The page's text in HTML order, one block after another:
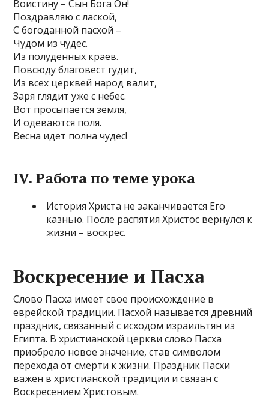
Воистину – Сын Бога Он!
Поздравляю с лаской,
С богоданной пасхой –
Чудом из чудес.
Из полуденных краев.
Повсюду благовест гудит,
Из всех церквей народ валит,
Заря глядит уже с небес.
Вот просыпается земля,
И одеваются поля.
Весна идет полна чудес!
IV. Работа по теме урока
История Христа не заканчивается Его
казнью. После распятия Христос вернулся к
жизни – воскрес.
Воскресение и Пасха
Слово Пасха имеет свое происхождение в
еврейской традиции. Пасхой называется древний
праздник, связанный с исходом израильтян из
Египта. В христианской церкви слово Пасха
приобрело новое значение, став символом
перехода от смерти к жизни. Праздник Пасхи
важен в христианской традиции и связан с
Воскресением Христовым.